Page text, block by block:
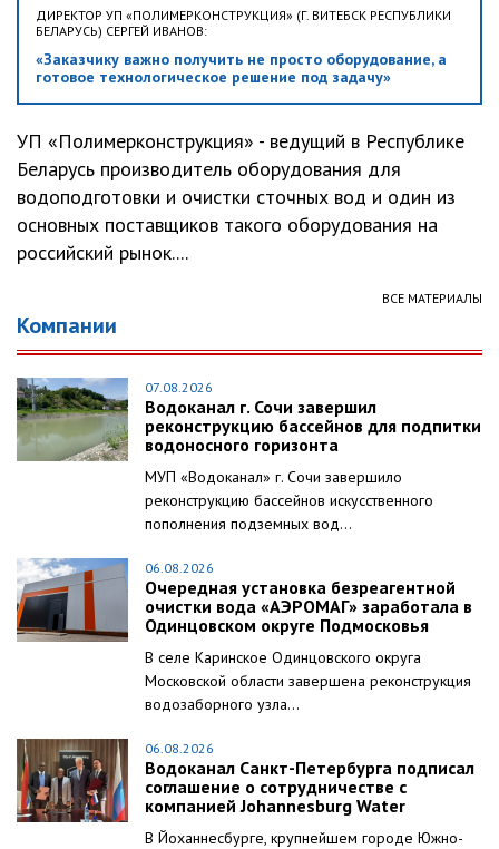
ДИРЕКТОР УП «ПОЛИМЕРКОНСТРУКЦИЯ» (Г. ВИТЕБСК РЕСПУБЛИКИ
БЕЛАРУСЬ) СЕРГЕЙ ИВАНОВ:
«Заказчику важно получить не просто оборудование, а
готовое технологическое решение под задачу»
УП «Полимерконструкция» - ведущий в Республике
Беларусь производитель оборудования для
водоподготовки и очистки сточных вод и один из
основных поставщиков такого оборудования на
российский рынок....
ВСЕ МАТЕРИАЛЫ
Компании
07.08.2026
Водоканал г. Сочи завершил
реконструкцию бассейнов для подпитки
водоносного горизонта
МУП «Водоканал» г. Сочи завершило
реконструкцию бассейнов искусственного
пополнения подземных вод...
06.08.2026
Очередная установка безреагентной
очистки вода «АЭРОМАГ» заработала в
Одинцовском округе Подмосковья
В селе Каринское Одинцовского округа
Московской области завершена реконструкция
водозаборного узла...
06.08.2026
Водоканал Санкт-Петербурга подписал
соглашение о сотрудничестве с
компанией Johannesburg Water
В Йоханнесбурге, крупнейшем городе Южно-